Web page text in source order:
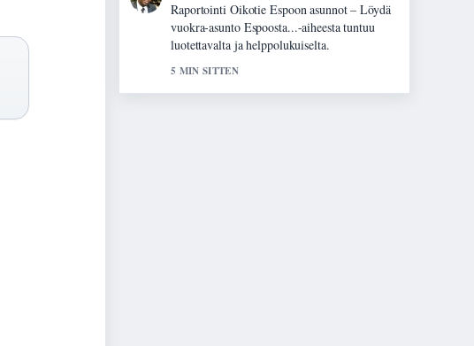
Vahvaa tarkistustyota liittyen Mustaleski –
faktaa myrkystä, oireista ja vaarallisuudesta.
Useampien medioiden tulisi kirjoittaa nain.
7 MIN SITTEN